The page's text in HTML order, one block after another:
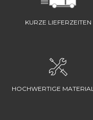
KURZE LIEFERZEITEN
HOCHWERTIGE